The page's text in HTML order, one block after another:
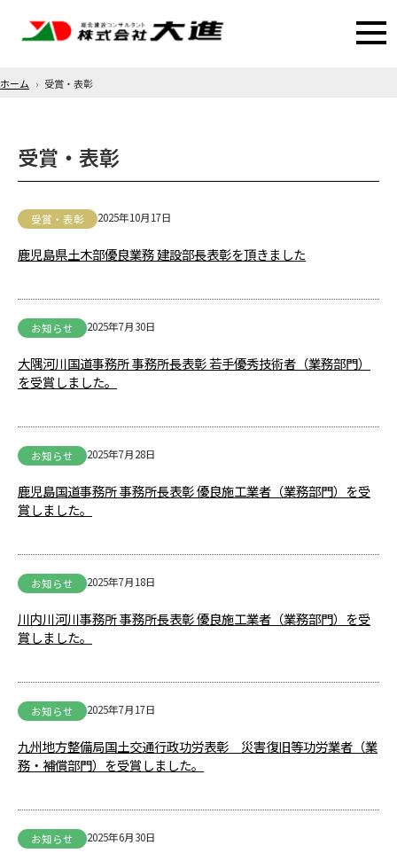
ホーム 受賞・表彰
受賞・表彰
受賞・表彰 2025年10月17日
鹿児島県土木部優良業務 建設部長表彰を頂きました
お知らせ 2025年7月30日
大隅河川国道事務所 事務所長表彰 若手優秀技術者（業務部門）
を受賞しました。
お知らせ 2025年7月28日
鹿児島国道事務所 事務所長表彰 優良施工業者（業務部門）を受
賞しました。
お知らせ 2025年7月18日
川内川河川事務所 事務所長表彰 優良施工業者（業務部門）を受
賞しました。
お知らせ 2025年7月17日
九州地方整備局国土交通行政功労表彰 災害復旧等功労業者（業
務・補償部門）を受賞しました。
お知らせ 2025年6月30日